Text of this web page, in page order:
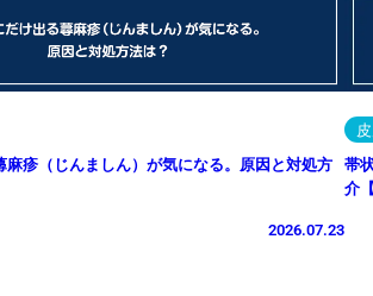
麻疹（じんましん）が気になる。原因と対処方
2026.07.23
帯
介